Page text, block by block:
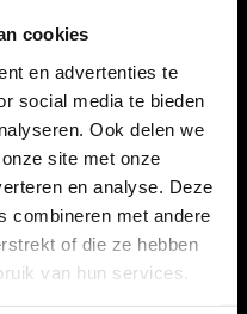
cookies
en advertenties te
social media te bieden
Ook delen we
site met onze
en analyse. Deze
combineren met andere
of die ze hebben
van hun services.
Ultrafly Owen
NO2 - Dart
1.50